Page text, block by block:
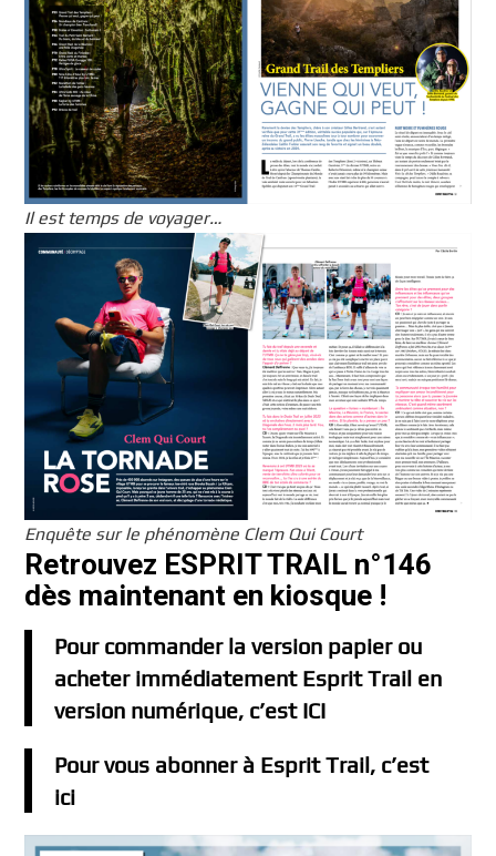
Il est temps de voyager…
Enquête sur le phénomène Clem Qui Court
Retrouvez ESPRIT TRAIL n°146
dès maintenant en kiosque !
Pour commander la version papier ou
acheter immédiatement Esprit Trail en
version numérique, c’est ICI
Pour vous abonner à Esprit Trail, c’est
ici